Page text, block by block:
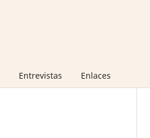
Entrevistas Enlaces